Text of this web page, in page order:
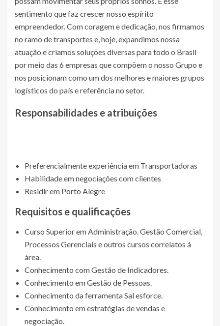
sentimento que faz crescer nosso espírito
empreendedor. Com coragem e dedicação, nos firmamos
no ramo de transportes e, hoje, expandimos nossa
atuação e criamos soluções diversas para todo o Brasil
por meio das 6 empresas que compõem o nosso Grupo e
nos posicionam como um dos melhores e maiores grupos
logísticos do país e referência no setor.
Responsabilidades e atribuições
Preferencialmente experiência em Transportadoras
Habilidade em negociações com clientes
Residir em Porto Alegre
Requisitos e qualificações
Curso Superior em Administração. Gestão Comercial,
Processos Gerenciais e outros cursos correlatos á
área.
Conhecimento com Gestão de Indicadores.
Conhecimento em Gestão de Pessoas.
Conhecimento da ferramenta Sal esforce.
Conhecimento em estratégias de vendas e
negociação.